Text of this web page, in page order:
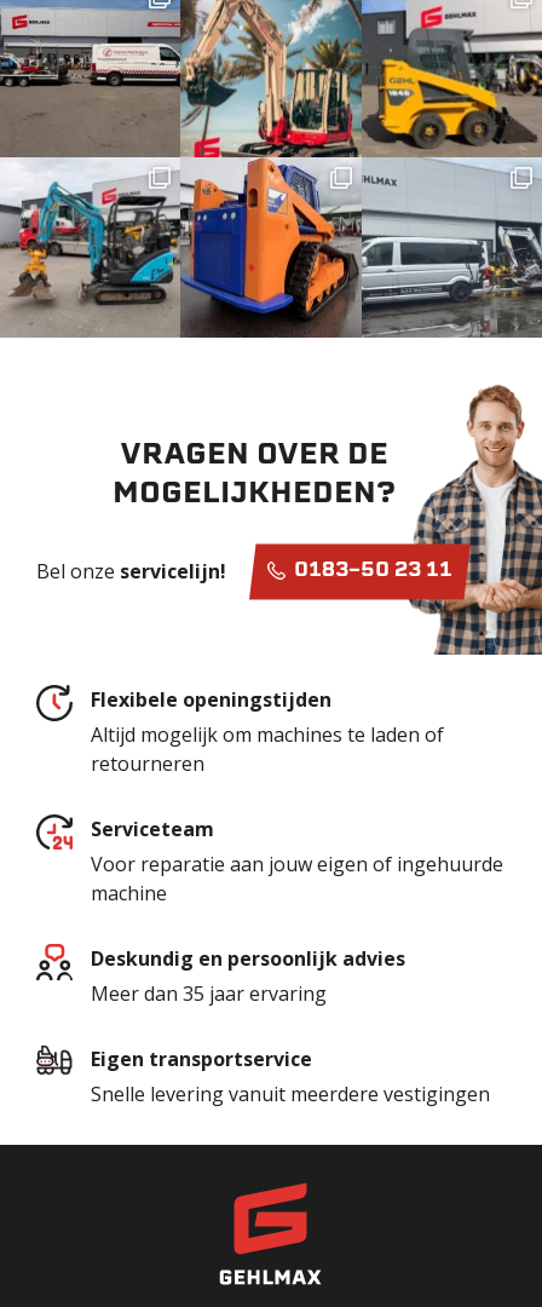
VRAGEN OVER DE
MOGELIJKHEDEN?
Bel onze servicelijn! 0183-50 23 11
Flexibele openingstijden
Altijd mogelijk om machines te laden of
retourneren
Serviceteam
Voor reparatie aan jouw eigen of ingehuurde
machine
Deskundig en persoonlijk advies
Meer dan 35 jaar ervaring
Eigen transportservice
Snelle levering vanuit meerdere vestigingen